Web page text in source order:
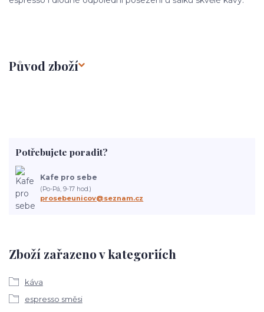
Původ zboží
Zboží zařazeno v kategoriích
káva
espresso směsi
Potřebujete poradit?
Kafe pro sebe
(Po-Pá, 9-17 hod.)
prosebeunicov@seznam.cz